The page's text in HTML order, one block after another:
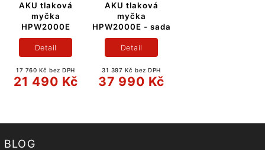
AKU tlaková
myčka
HPW2000E
17 760 Kč bez DPH
21 490 Kč
Detail
AKU tlaková
myčka
HPW2000E - sada
31 397 Kč bez DPH
37 990 Kč
Detail
BLOG